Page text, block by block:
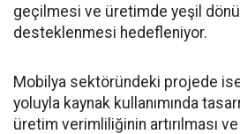
geçilmesi ve üretimde yeşil
desteklenmesi hedefleniyor.
Mobilya sektöründeki projede
yoluyla kaynak kullanımında
üretim verimliliğinin artırılması